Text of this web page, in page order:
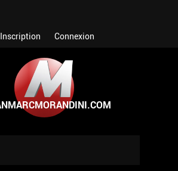
Inscription Connexion